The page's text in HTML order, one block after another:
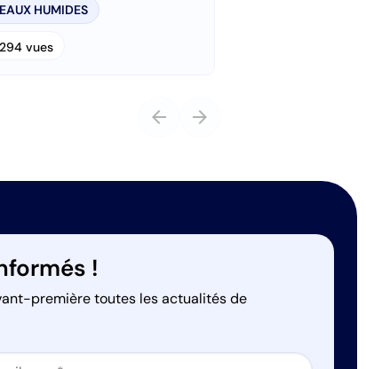
HUMIDES
vues
arrow_back arrow_forward
!
première toutes les actualités de